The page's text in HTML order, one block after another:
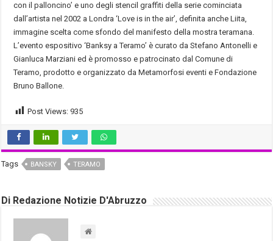
con il palloncino’ e uno degli stencil graffiti della serie cominciata
dall’artista nel 2002 a Londra ‘Love is in the air’, definita anche Liita,
immagine scelta come sfondo del manifesto della mostra teramana.
L’evento espositivo ‘Banksy a Teramo’ è curato da Stefano Antonelli e
Gianluca Marziani ed è promosso e patrocinato dal Comune di
Teramo, prodotto e organizzato da Metamorfosi eventi e Fondazione
Bruno Ballone.
Post Views: 935
Tags BANSKY TERAMO
Di Redazione Notizie D'Abruzzo